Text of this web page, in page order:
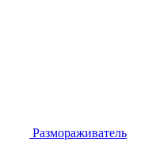
Размораживатель